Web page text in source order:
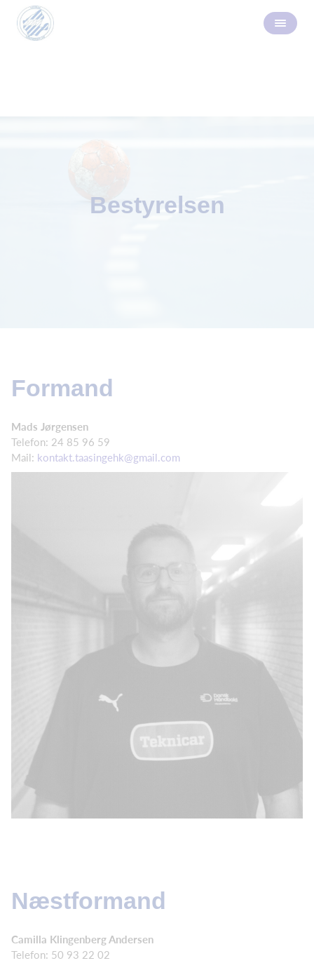
Bestyrelsen
Formand
Mads Jørgensen
Telefon: 24 85 96 59
Mail: kontakt.taasingehk@gmail.com
Næstformand
Camilla Klingenberg Andersen
Telefon: 50 93 22 02